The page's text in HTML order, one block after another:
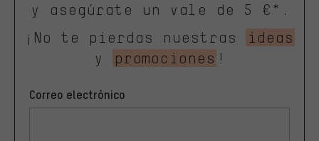
y asegúrate un vale de 5 €*.
¡No te pierdas nuestras
ideas
y
promociones !
Correo electrónico